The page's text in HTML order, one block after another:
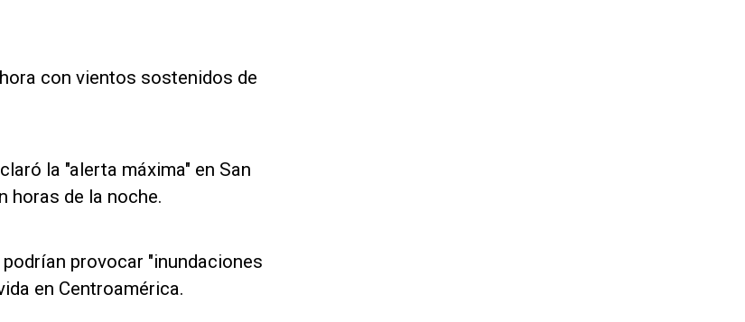
con vientos sostenidos de
la "alerta máxima" en San
horas de la noche.
provocar "inundaciones
en Centroamérica.